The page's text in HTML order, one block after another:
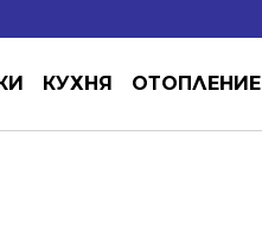
КУХНЯ ОТОПЛЕНИЕ